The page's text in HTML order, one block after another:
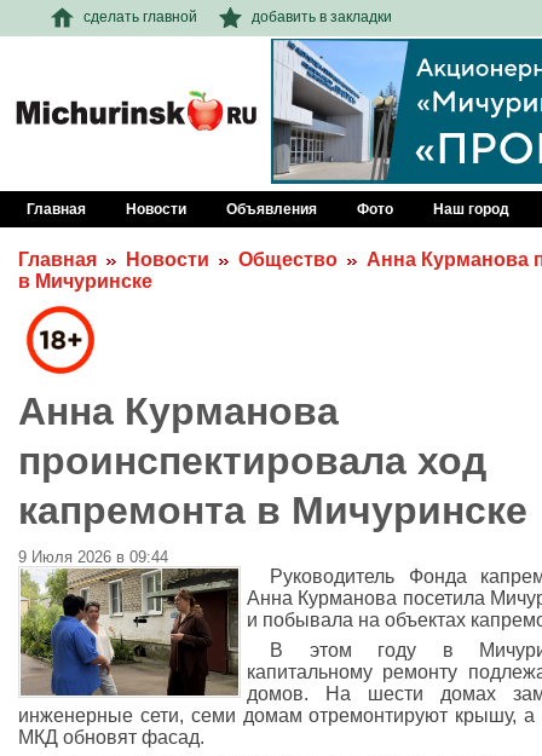
сделать главной добавить в закладки
Главная Новости Объявления Фото Наш город
Главная Новости Общество
Анна Курманова
в Мичуринске
Анна Курманова
проинспектировала ход
капремонта в Мичуринске
9 Июля 2026 в 09:44
Руководитель Фонда
Анна Курманова посетила
и побывала на объектах
В этом году в
капитальному ремонту
домов. На шести домах
инженерные сети, семи домам отремонтируют крышу, а
МКД обновят фасад.